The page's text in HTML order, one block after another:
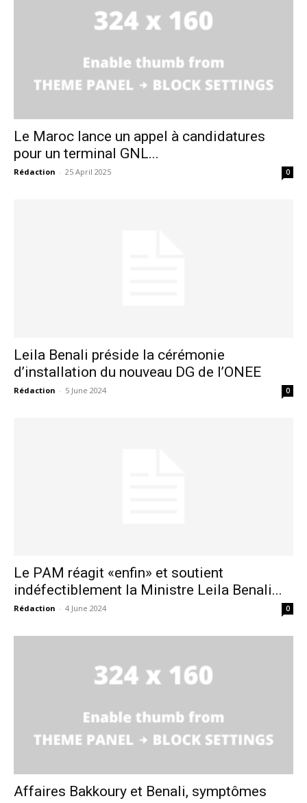
le1.ma
l'information
Le Maroc lance un appel à candidatures
pour un terminal GNL...
Rédaction - 25 April 2025 0
Leila Benali préside la cérémonie
d’installation du nouveau DG de l’ONEE
Rédaction - 5 June 2024 0
Le PAM réagit «enfin» et soutient
indéfectiblement la Ministre Leila Benali...
Rédaction - 4 June 2024 0
Affaires Bakkoury et Benali, symptômes